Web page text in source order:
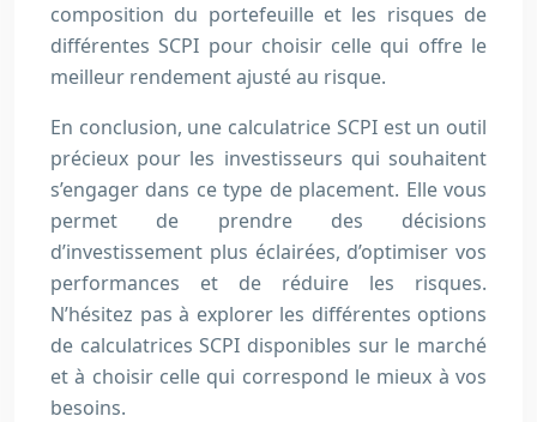
composition du portefeuille et les risques de
différentes SCPI pour choisir celle qui offre le
meilleur rendement ajusté au risque.
En conclusion, une calculatrice SCPI est un outil
précieux pour les investisseurs qui souhaitent
s’engager dans ce type de placement. Elle vous
permet de prendre des décisions
d’investissement plus éclairées, d’optimiser vos
performances et de réduire les risques.
N’hésitez pas à explorer les différentes options
de calculatrices SCPI disponibles sur le marché
et à choisir celle qui correspond le mieux à vos
besoins.